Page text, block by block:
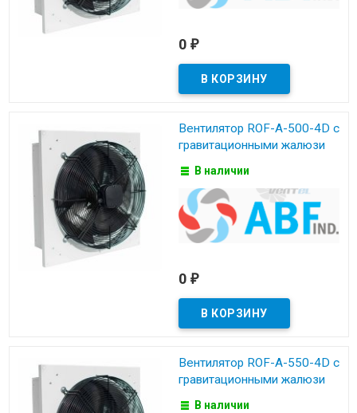
0 ₽
Вентилятор ROF-A-500-4D с
гравитационными жалюзи
В наличии
0 ₽
Вентилятор ROF-A-550-4D с
гравитационными жалюзи
В наличии